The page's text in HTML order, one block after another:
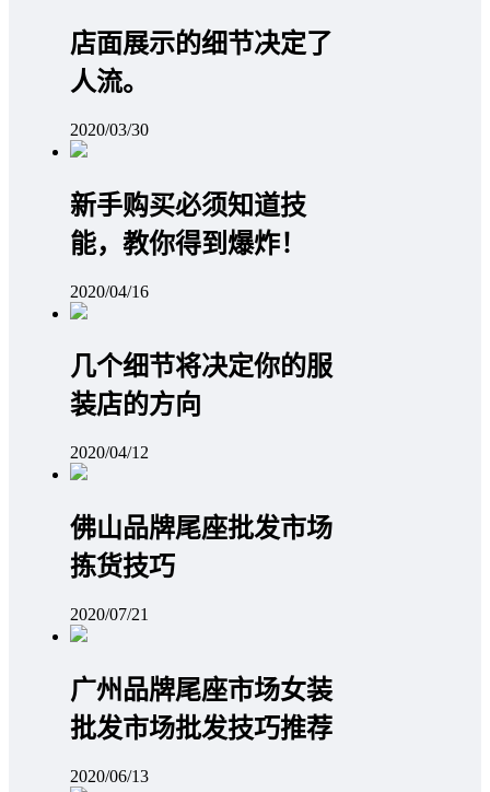
店面展示的细节决定了
人流。
2020/03/30
新手购买必须知道技
能，教你得到爆炸！
2020/04/16
几个细节将决定你的服
装店的方向
2020/04/12
佛山品牌尾座批发市场
拣货技巧
2020/07/21
广州品牌尾座市场女装
批发市场批发技巧推荐
2020/06/13